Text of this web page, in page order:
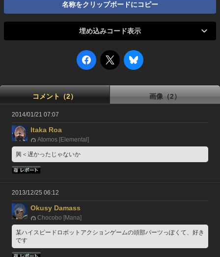
名称をクリップボードにコピー
埋め込みコード表示
コメント（2） 画像（2）
2014/01/21 07:07
Itaka Roa
Atomos [Elemental]
興＜遅かったじゃないか
2013/12/25 06:12
Okusy Damass
Chocobo [Mana]
某ハイスピードロボットアクションゲームの頭部パーツっぽくて、好き
です